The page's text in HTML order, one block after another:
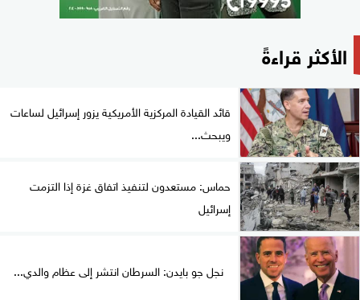
الأكثر قراءةً
قائد القيادة المركزية الأمريكية يزور إسرائيل لساعات
ويبحث...
حماس: مستعدون لتنفيذ اتفاق غزة إذا التزمت
إسرائيل
نجل جو بايدن: السرطان انتشر إلى عظام والدي...